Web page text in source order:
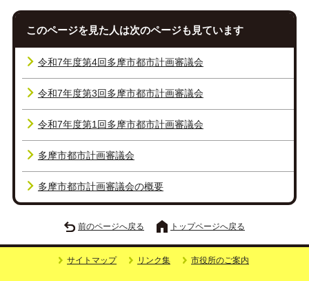
このページを見た人は次のページも見ています
令和7年度第4回多摩市都市計画審議会
令和7年度第3回多摩市都市計画審議会
令和7年度第1回多摩市都市計画審議会
多摩市都市計画審議会
多摩市都市計画審議会の概要
前のページへ戻る トップページへ戻る
サイトマップ リンク集 市役所のご案内